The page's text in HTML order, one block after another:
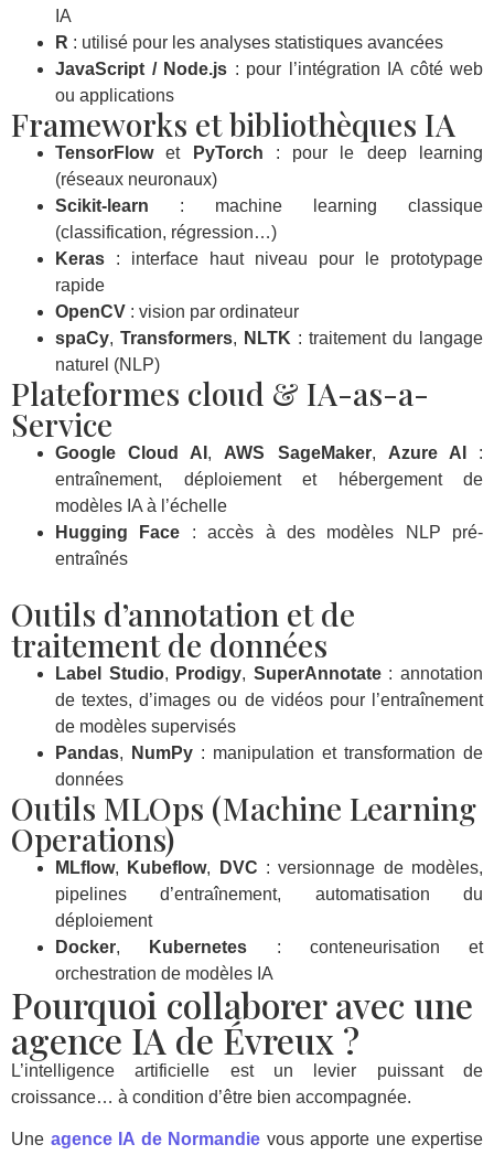
IA
R : utilisé pour les analyses statistiques avancées
JavaScript / Node.js : pour l’intégration IA côté web
ou applications
Frameworks et bibliothèques IA
TensorFlowet PyTorch : pour le deep learning
(réseaux neuronaux)
Scikit-learn : machine learning classique
(classification, régression…)
Keras : interface haut niveau pour le prototypage
rapide
OpenCV : vision par ordinateur
spaCy, Transformers, NLTK : traitement du langage
naturel (NLP)
Plateformes cloud & IA-as-a-
Service
Google Cloud AI , AWS SageMaker, Azure AI
:
entraînement, déploiement et hébergement de
modèles IA à l’échelle
Hugging Face : accès à des modèles NLP pré-
entraînés
Outils d’annotation et de
traitement de données
Label Studio, Prodigy, SuperAnnotate: annotation
de textes, d’images ou de vidéos pour l’entraînement
de modèles supervisés
Pandas, NumPy : manipulation et transformation de
données
Outils MLOps (Machine Learning
Operations)
MLflow, Kubeflow, DVC : versionnage de modèles,
pipelines d’entraînement, automatisation du
déploiement
Docker, Kubernetes : conteneurisation et
orchestration de modèles IA
Pourquoi collaborer avec une
agence IA de Évreux ?
L’intelligence artificielle est un levier puissant de
croissance… à condition d’être bien accompagnée.
Une agence IA de Normandie vous apporte une expertise